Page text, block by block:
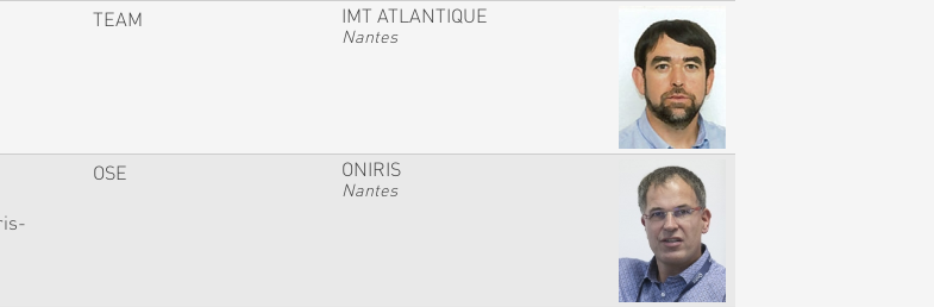
TEAM IMT ATLANTIQUE
Nantes
OSE ONIRIS
Nantes